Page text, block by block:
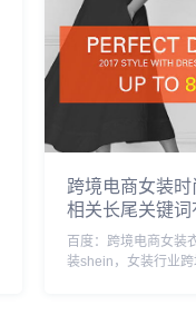
巴国际站，中国制造
等！C端：亚马逊，
跨境电商女装
相关长尾关键
百度：跨境电商女装
装shein，女装行业